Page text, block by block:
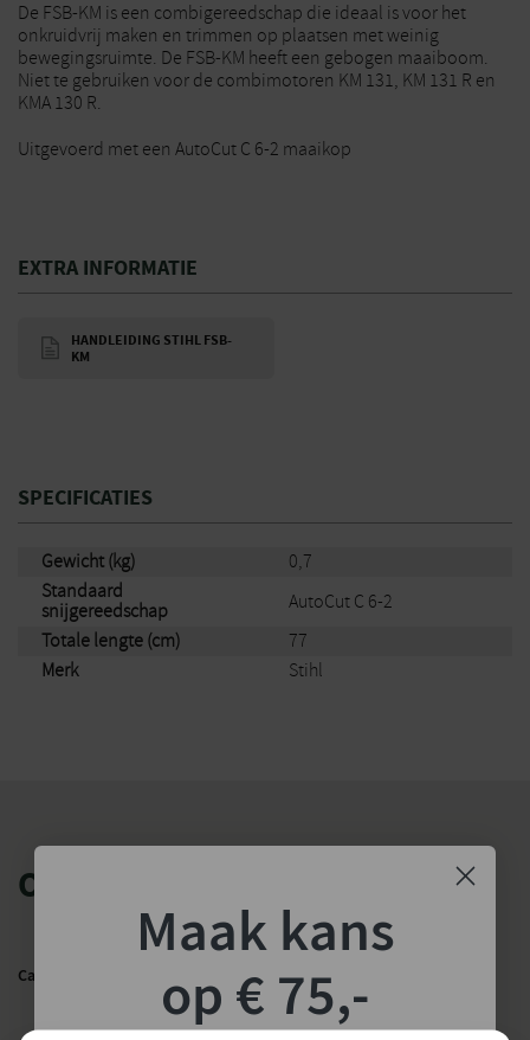
De FSB-KM is een combigereedschap die ideaal is voor het
onkruidvrij maken en trimmen op plaatsen met weinig
bewegingsruimte. De FSB-KM heeft een gebogen maaiboom.
Niet te gebruiken voor de combimotoren KM 131, KM 131 R en
KMA 130 R.
Uitgevoerd met een AutoCut C 6-2 maaikop
EXTRA INFORMATIE
HANDLEIDING STIHL FSB-
KM
SPECIFICATIES
Gewicht (kg)
0,7
Standaard
snijgereedschap
AutoCut C 6-2
Totale lengte (cm)
77
Merk
Stihl
OOK HANDIG
Categorie
Maak kans
op € 75,-